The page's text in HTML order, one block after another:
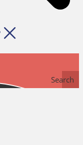
Search